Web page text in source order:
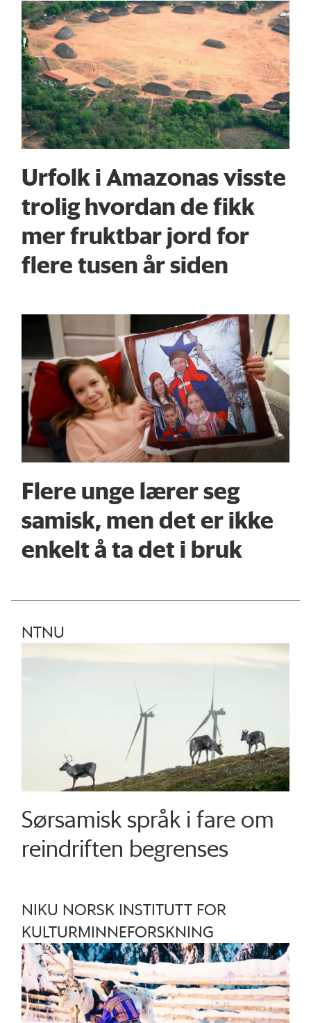
Urfolk i Amazonas visste
trolig hvordan de fikk
mer fruktbar jord for
flere tusen år siden
Flere unge lærer seg
samisk, men det er ikke
enkelt å ta det i bruk
NTNU
Sørsamisk språk i fare om
reindriften begrenses
NIKU NORSK INSTITUTT FOR
KULTURMINNEFORSKNING